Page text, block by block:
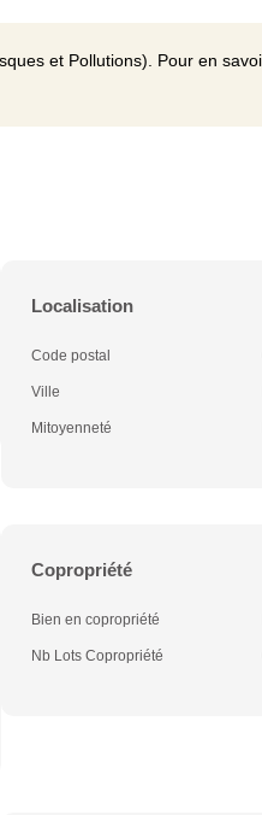
et Pollutions). Pour en
Localisation
Code postal
Ville
Mitoyenneté
Copropriété
Bien en copropriété
Nb Lots Copropriété